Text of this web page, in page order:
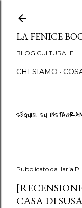
LA FENICE
BLOG CULTURALE
CHI SIAMO
SEGUICI SU
Pubblicato da Ilaria P.
CASA DI